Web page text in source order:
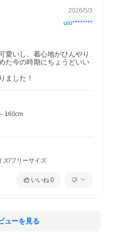
2026/5/3
uro********
愛いし、着心地がひんやり
た今の時期にちょうどいい
ました！
160cm
ズ/フリーサイズ
いいね 0
ューを見る